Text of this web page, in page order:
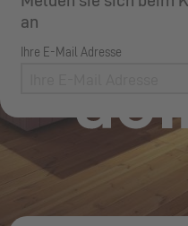
an
Ihre E-Mail Adresse